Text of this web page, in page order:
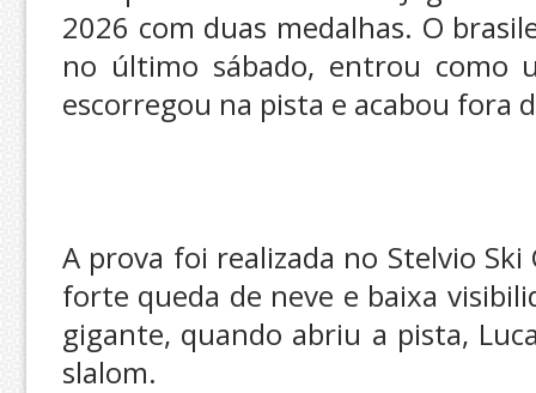
2026 com duas medalhas. O
no último sábado, entrou como
escorregou na pista e acabou fora
A prova foi realizada no Stelvio
forte queda de neve e baixa
gigante, quando abriu a pista,
slalom.